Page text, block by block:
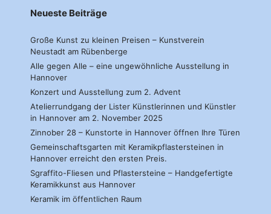
Neueste Beiträge
Große Kunst zu kleinen Preisen – Kunstverein
Neustadt am Rübenberge
Alle gegen Alle – eine ungewöhnliche Ausstellung in
Hannover
Konzert und Ausstellung zum 2. Advent
Atelierrundgang der Lister Künstlerinnen und Künstler
in Hannover am 2. November 2025
Zinnober 28 – Kunstorte in Hannover öffnen Ihre Türen
Gemeinschaftsgarten mit Keramikpflastersteinen in
Hannover erreicht den ersten Preis.
Sgraffito-Fliesen und Pflastersteine – Handgefertigte
Keramikkunst aus Hannover
Keramik im öffentlichen Raum